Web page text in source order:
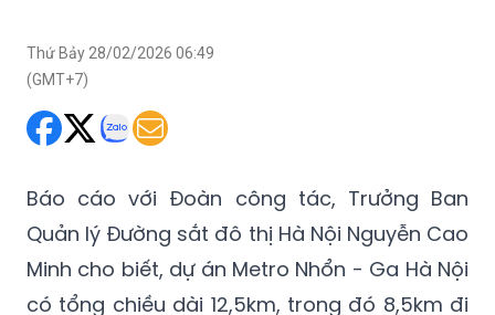
Thứ Bảy 28/02/2026 06:49
(GMT+7)
Báo cáo với Đoàn công tác, Trưởng Ban
Quản lý Đường sắt đô thị Hà Nội Nguyễn Cao
Minh cho biết, dự án Metro Nhổn - Ga Hà Nội
có tổng chiều dài 12,5km, trong đó 8,5km đi